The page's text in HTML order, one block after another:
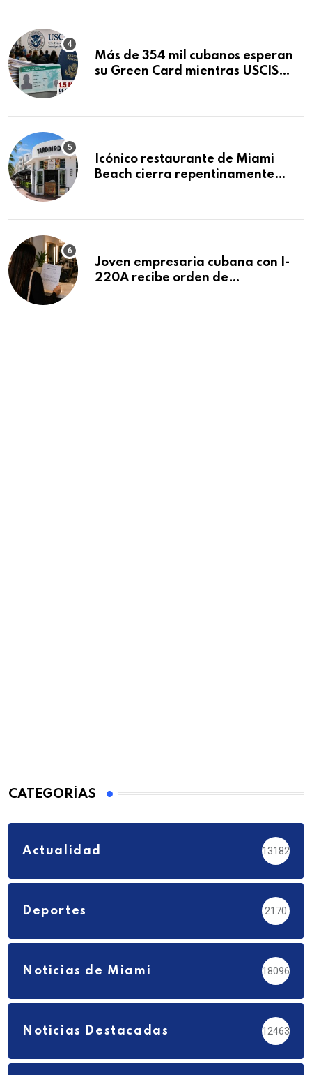
Más de 354 mil cubanos esperan
su Green Card mientras USCIS
Icónico restaurante de Miami
Beach cierra repentinamente
Joven empresaria cubana con I-
220A recibe orden de
CATEGORÍAS
Actualidad 13182
Deportes 2170
Noticias de Miami 18096
Noticias Destacadas 12463